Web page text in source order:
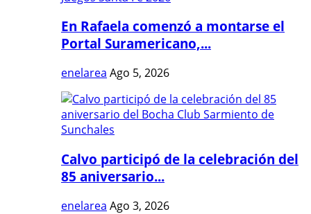
En Rafaela comenzó a montarse el
Portal Suramericano,...
enelarea Ago 5, 2026
Calvo participó de la celebración del
85 aniversario...
enelarea Ago 3, 2026